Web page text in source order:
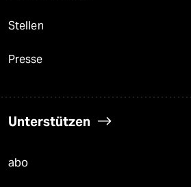
Stellen
Presse
Unterstützen
abo